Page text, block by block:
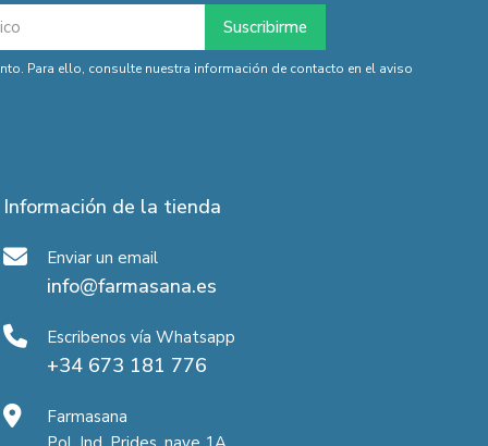
Para ello, consulte nuestra información de contacto en el aviso
Información de la tienda
Enviar un email
info@farmasana.es
Escribenos vía Whatsapp
+34 673 181 776
Farmasana